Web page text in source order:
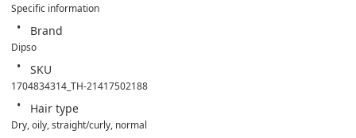
Specific information
Brand
Dipso
SKU
1704834314_TH-21417502188
Hair type
Dry, oily, straight/curly, normal